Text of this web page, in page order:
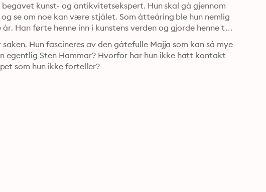
kunst- og antikvitetsekspert. Hun skal gå gjennom
se om noe kan være stjålet. Som åtteåring ble hun nemlig
Han førte henne inn i kunstens verden og gjorde henne til
Hun fascineres av den gåtefulle Majja som kan så mye
egentlig Sten Hammar? Hvorfor har hun ikke hatt kontakt
som hun ikke forteller?